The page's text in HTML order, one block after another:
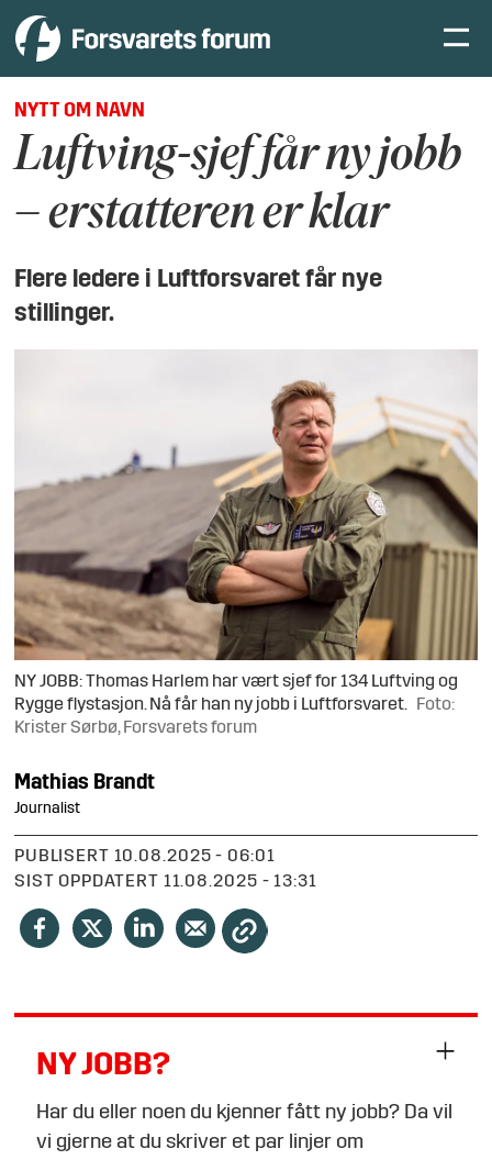
NYTT OM NAVN
Luftving-sjef får ny jobb
– erstatteren er klar
Flere ledere i Luftforsvaret får nye
stillinger.
NY JOBB: Thomas Harlem har vært sjef for 134 Luftving og
Rygge flystasjon. Nå får han ny jobb i Luftforsvaret.
Foto:
Krister Sørbø, Forsvarets forum
Mathias Brandt
Journalist
PUBLISERT
10.08.2025 - 06:01
SIST OPPDATERT
11.08.2025 - 13:31
NY JOBB?
Har du eller noen du kjenner fått ny jobb? Da vil
vi gjerne at du skriver et par linjer om